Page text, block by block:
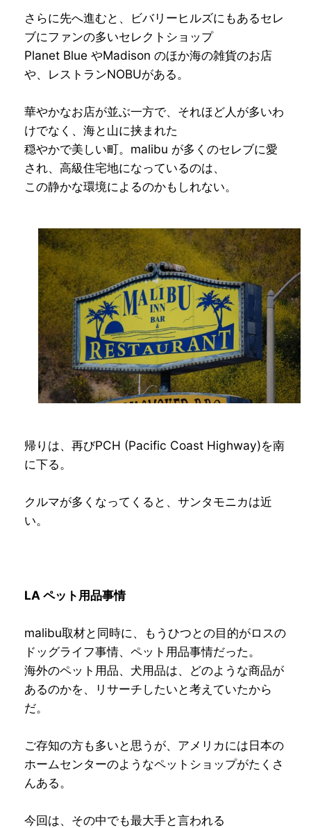
さらに先へ進むと、ビバリーヒルズにもあるセレ
ブにファンの多いセレクトショップ
Planet Blue やMadison のほか海の雑貨のお店
や、レストランNOBUがある。
華やかなお店が並ぶ一方で、それほど人が多いわ
けでなく、海と山に挟まれた
穏やかで美しい町。malibu が多くのセレブに愛
され、高級住宅地になっているのは、
この静かな環境によるのかもしれない。
帰りは、再びPCH (Pacific Coast Highway)を南
に下る。
クルマが多くなってくると、サンタモニカは近
い。
LA ペット用品事情
malibu取材と同時に、もうひつとの目的がロスの
ドッグライフ事情、ペット用品事情だった。
海外のペット用品、犬用品は、どのような商品が
あるのかを、リサーチしたいと考えていたから
だ。
ご存知の方も多いと思うが、アメリカには日本の
ホームセンターのようなペットショップがたくさ
んある。
今回は、その中でも最大手と言われる